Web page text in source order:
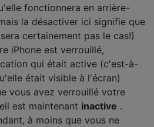
fonctionnera en arrière-
la désactiver ici signifie que
certainement pas le cas!)
iPhone est verrouillé,
qui était active (c'est-à-
était visible à l'écran)
vous avez verrouillé votre
est maintenant inactive .
à moins que vous ne